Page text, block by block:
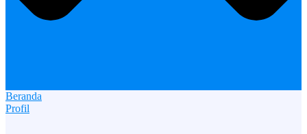
Beranda
Profil